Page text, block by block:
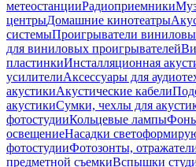
метеостанцииРадиоприемники
центрыДомашние кинотеатры
системыПроигрыватели
для виниловых проигрывателей
пластинкиИнсталляционная
усилителиАксессуары для
акустикиАкустические кабели
акустикиСумки, чехлы для
фотостудииКольцевые лампыФоны
освещениеНасадки
фотостудииФотозонты,
предметной съемкиВспышки